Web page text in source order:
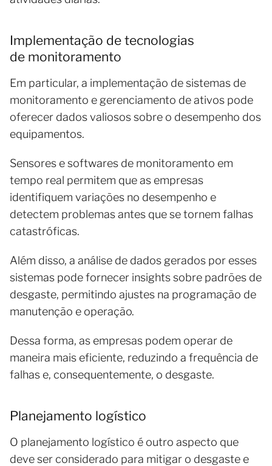
Implementação de tecnologias
de monitoramento
Em particular, a implementação de sistemas de
monitoramento e gerenciamento de ativos pode
oferecer dados valiosos sobre o desempenho dos
equipamentos.
Sensores e softwares de monitoramento em
tempo real permitem que as empresas
identifiquem variações no desempenho e
detectem problemas antes que se tornem falhas
catastróficas.
Além disso, a análise de dados gerados por esses
sistemas pode fornecer insights sobre padrões de
desgaste, permitindo ajustes na programação de
manutenção e operação.
Dessa forma, as empresas podem operar de
maneira mais eficiente, reduzindo a frequência de
falhas e, consequentemente, o desgaste.
Planejamento logístico
O planejamento logístico é outro aspecto que
deve ser considerado para mitigar o desgaste e